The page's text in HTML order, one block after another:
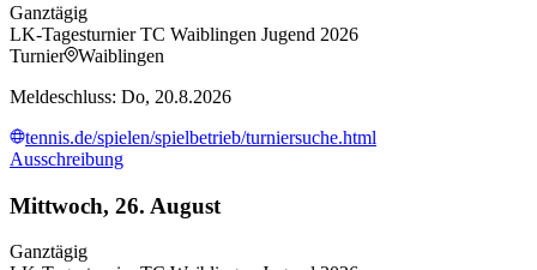
Ganztägig
LK-Tagesturnier TC Waiblingen Jugend 2026
Turnier
Waiblingen
Meldeschluss: Do, 20.8.2026
tennis.de/spielen/spielbetrieb/turniersuche.html
Ausschreibung
Mittwoch, 26. August
Ganztägig